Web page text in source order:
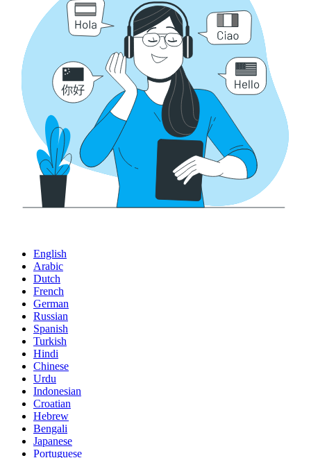
English
Arabic
Dutch
French
German
Russian
Spanish
Turkish
Hindi
Chinese
Urdu
Indonesian
Croatian
Hebrew
Bengali
Japanese
Portuguese